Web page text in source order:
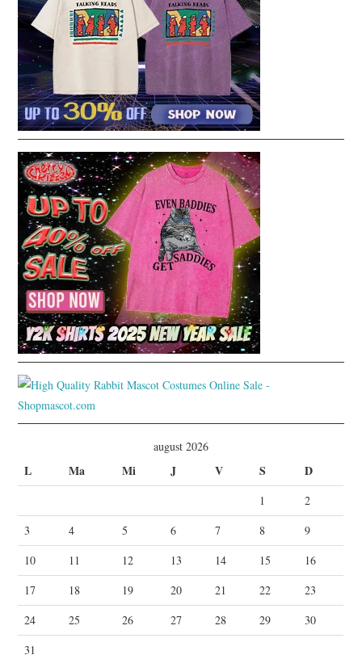
august 2026
L Ma Mi J V S D
1
2
3
4 5 6 7 8
9
10
11 12 13 14 15
16
17
18 19 20 21 22
23
24
25 26 27 28 29
30
31